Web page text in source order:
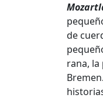
de
rana, la